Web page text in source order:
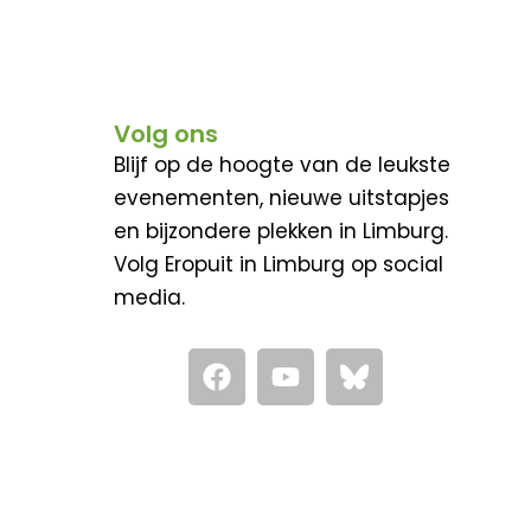
Volg ons
Blijf op de hoogte van de leukste
evenementen, nieuwe uitstapjes
en bijzondere plekken in Limburg.
Volg Eropuit in Limburg op social
media.
F
a
c
Y
o
u